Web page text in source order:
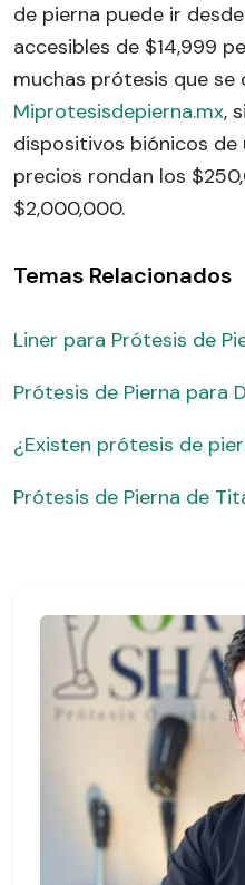
de pierna puede ir
accesibles de $14,999
muchas prótesis que se
Miprotesisdepierna.mx,
dispositivos biónicos
precios rondan los
$2,000,000.
Temas Relacionados
Liner para Prótesis de
Prótesis de Pierna para
¿Existen prótesis de
Prótesis de Pierna de